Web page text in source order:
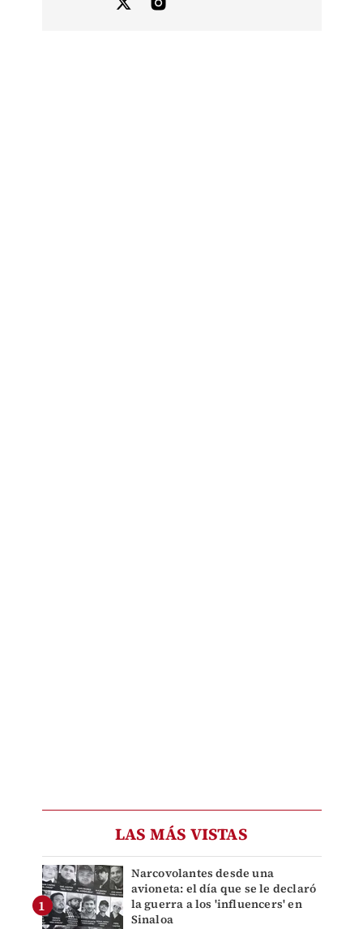
LAS MÁS VISTAS
Narcovolantes desde una
avioneta: el día que se le declaró
la guerra a los 'influencers' en
Sinaloa